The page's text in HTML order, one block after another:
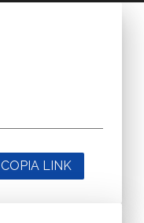
COPIA LINK